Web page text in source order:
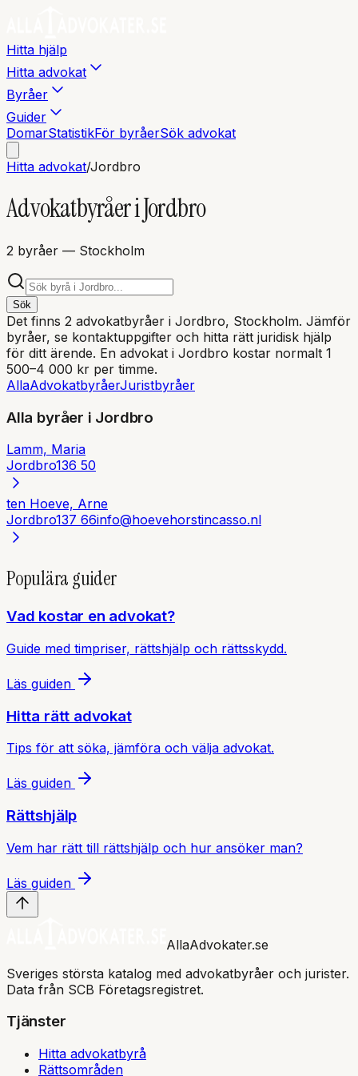
Hitta hjälp
Hitta advokat
Byråer
Guider
DomarStatistikFör byråerSök advokat
Hitta advokat/Jordbro
Advokatbyråer iJordbro
2 byråer — Stockholm
Sök
Det finns 2 advokatbyråer i Jordbro, Stockholm. Jämför
byråer, se kontaktuppgifter och hitta rätt juridisk hjälp
för ditt ärende. En advokat i Jordbro kostar normalt 1
500–4 000 kr per timme.
AllaAdvokatbyråerJuristbyråer
Alla byråer i Jordbro
Lamm, Maria
Jordbro136 50
ten Hoeve, Arne
Jordbro137 66info@hoevehorstincasso.nl
Populära guider
Vad kostar en advokat?
Guide med timpriser, rättshjälp och rättsskydd.
Läs guiden
Hitta rätt advokat
Tips för att söka, jämföra och välja advokat.
Läs guiden
Rättshjälp
Vem har rätt till rättshjälp och hur ansöker man?
Läs guiden
AllaAdvokater.se
Sveriges största katalog med advokatbyråer och jurister.
Data från SCB Företagsregistret.
Tjänster
Hitta advokatbyrå
Rättsområden